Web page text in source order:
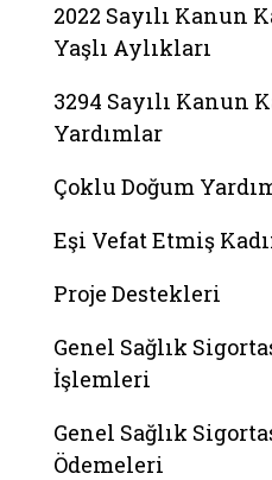
2022 Sayılı Kanun
Yaşlı Aylıkları
3294 Sayılı Kanun
Yardımlar
Çoklu Doğum
Eşi Vefat Etmiş
Proje Destekleri
Genel Sağlık
İşlemleri
Genel Sağlık
Ödemeleri